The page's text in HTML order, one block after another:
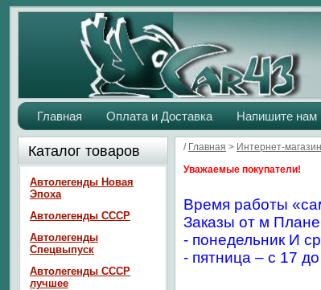
Главная Оплата и Доставка Напишите нам
/ Главная > Интернет-магазин
Уважаемые покупатели!
Время работы
Заказы от м
- понедельник И
- пятница – с 17
Каталог товаров
Автолегенды Новая
Эпоха
Автолегенды СССР
Автолегенды
Спецвыпуск
Автолегенды СССР
лучшее